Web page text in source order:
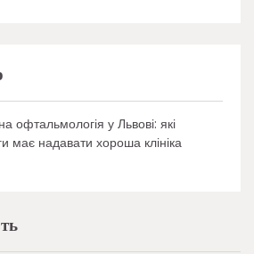
офтальмологія у Львові: які
має надавати хороша клініка